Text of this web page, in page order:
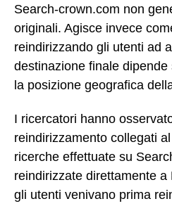
Search-crown.com non
originali. Agisce invece
reindirizzando gli utenti ad
destinazione finale
la posizione geografica
I ricercatori hanno
reindirizzamento collegati
ricerche effettuate su
reindirizzate direttamente
gli utenti venivano prima